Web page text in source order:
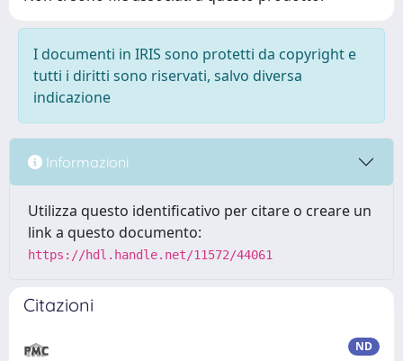
I documenti in IRIS sono protetti da copyright e
tutti i diritti sono riservati, salvo diversa
indicazione
Informazioni
Utilizza questo identificativo per citare o creare un
link a questo documento:
https://hdl.handle.net/11572/44061
Citazioni
ND